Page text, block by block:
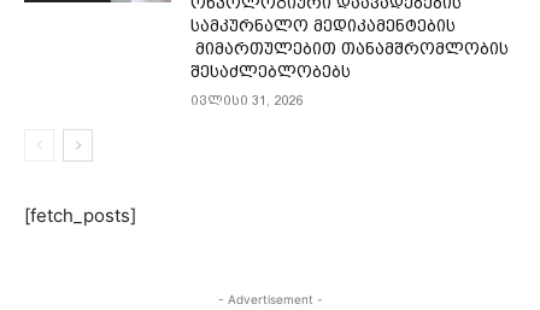
სამკურნალო მედიკამენტების
მიმართულებით თანამშრომლობის
შესაძლებლობებს
ივლისი 31, 2026
[fetch_posts]
- Advertisement -